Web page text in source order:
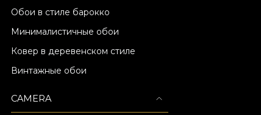
Обои в стиле барокко
Минималистичные обои
Ковер в деревенском стиле
Винтажные обои
CAMERA